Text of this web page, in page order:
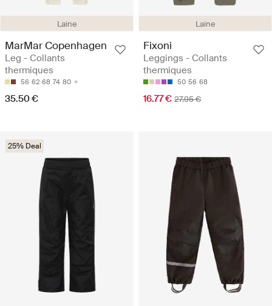
Laine
MarMar Copenhagen
Leg - Collants
thermiques
56 62 68 74 80
35.50 €
Laine
Fixoni
Leggings - Collants
thermiques
50 56 68
16.77 € 27.95 €
25% Deal